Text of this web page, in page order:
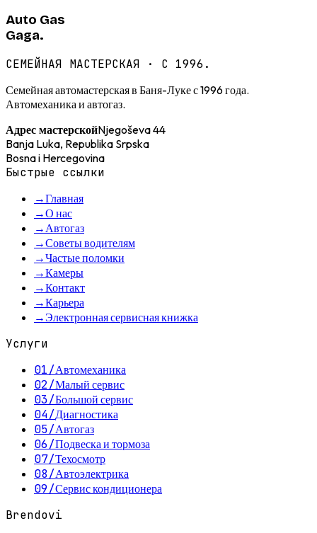
Auto Gas
Gaga.
СЕМЕЙНАЯ МАСТЕРСКАЯ · С 1996.
Семейная автомастерская в Баня-Луке с 1996 года.
Автомеханика и автогаз.
Адрес мастерскойNjegoševa 44
Banja Luka, Republika Srpska
Bosna i Hercegovina
Быстрые ссылки
→Главная
→О нас
→Автогаз
→Советы водителям
→Частые поломки
→Камеры
→Контакт
→Карьера
→Электронная сервисная книжка
Услуги
01/Автомеханика
02/Малый сервис
03/Большой сервис
04/Диагностика
05/Автогаз
06/Подвеска и тормоза
07/Техосмотр
08/Автоэлектрика
09/Сервис кондиционера
Brendovi